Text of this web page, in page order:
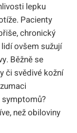
lepku
Pacienty
chronický
ovšem sužují
Běžně se
či svědivé kožní
než obiloviny